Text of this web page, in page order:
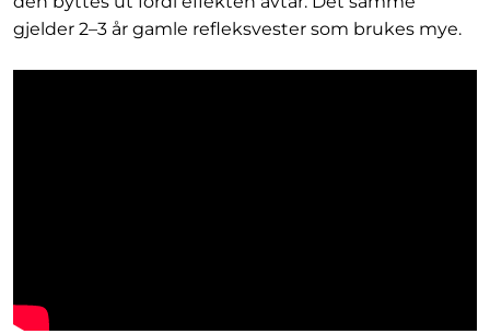
gjelder 2–3 år gamle refleksvester som brukes mye.